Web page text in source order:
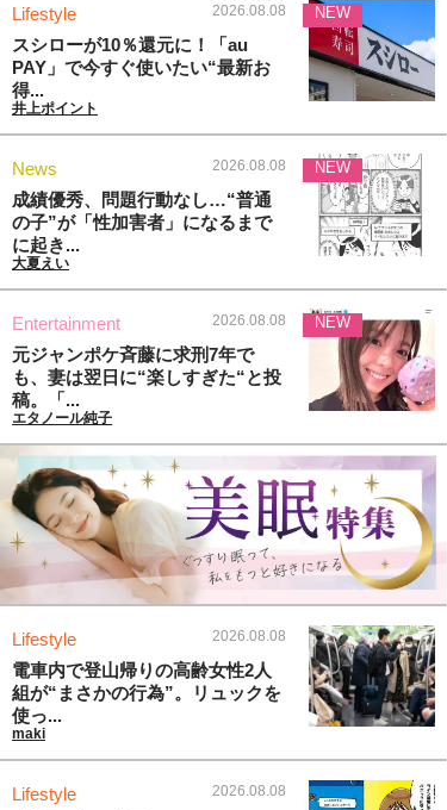
Lifestyle 2026.08.08
スシローが10％還元に！「au
PAY」で今すぐ使いたい“最新お
得...
井上ポイント
NEW
News 2026.08.08
成績優秀、問題行動なし…“普通
の子”が「性加害者」になるまで
に起き...
大夏えい
NEW
Entertainment 2026.08.08
元ジャンポケ斉藤に求刑7年で
も、妻は翌日に“楽しすぎた“と投
稿。「...
エタノール純子
NEW
Lifestyle 2026.08.08
電車内で登山帰りの高齢女性2人
組が“まさかの行為”。リュックを
使っ...
maki
Lifestyle 2026.08.08